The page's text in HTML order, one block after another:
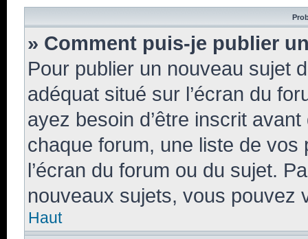
» Comment puis-je publier
Pour publier un nouveau sujet
adéquat situé sur l’écran du
ayez besoin d’être inscrit
chaque forum, une liste de
l’écran du forum ou du sujet.
nouveaux sujets, vous pouvez
Haut